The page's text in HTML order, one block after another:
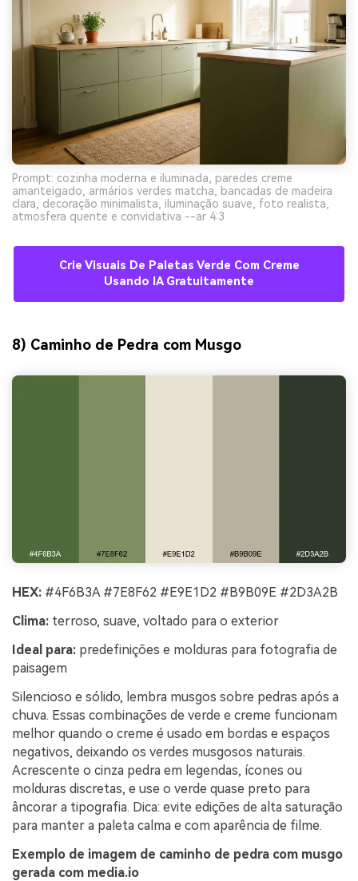
Prompt: cozinha moderna e iluminada, paredes creme
amanteigado, armários verdes matcha, bancadas de madeira
clara, decoração minimalista, iluminação suave, foto realista,
atmosfera quente e convidativa --ar 4:3
Crie Visuais De Paletas Verde Com Creme
Usando IA Gratuitamente
8) Caminho de Pedra com Musgo
HEX: #4F6B3A #7E8F62 #E9E1D2 #B9B09E #2D3A2B
Clima: terroso, suave, voltado para o exterior
Ideal para: predefinições e molduras para fotografia de
paisagem
Silencioso e sólido, lembra musgos sobre pedras após a
chuva. Essas combinações de verde e creme funcionam
melhor quando o creme é usado em bordas e espaços
negativos, deixando os verdes musgosos naturais.
Acrescente o cinza pedra em legendas, ícones ou
molduras discretas, e use o verde quase preto para
âncorar a tipografia. Dica: evite edições de alta saturação
para manter a paleta calma e com aparência de filme.
Exemplo de imagem de caminho de pedra com musgo
gerada com media.io